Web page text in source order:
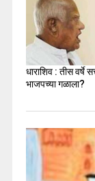
धाराशिव : तीस वर्षे
भाजपच्या गळाला?